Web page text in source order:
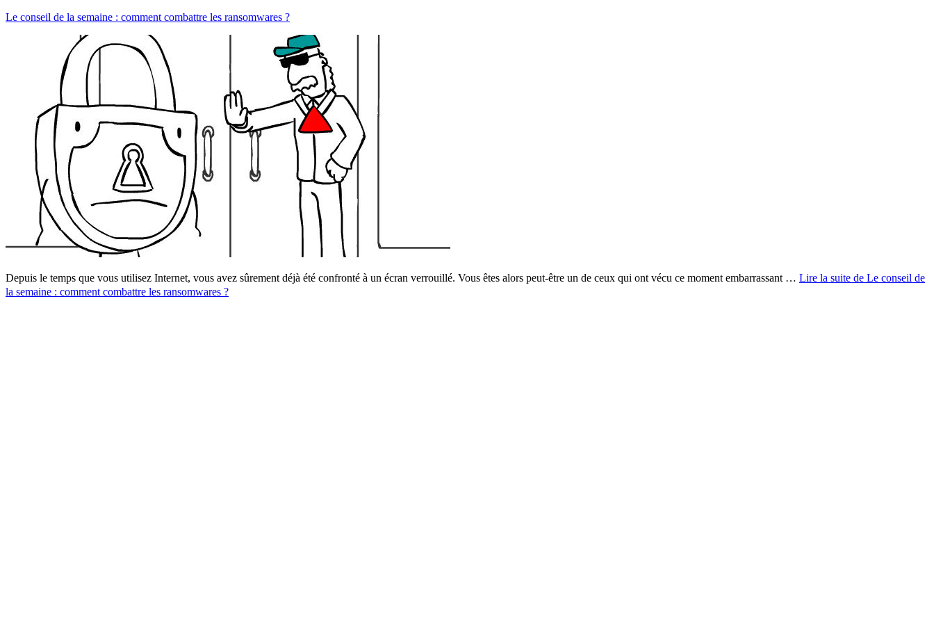
Le conseil de la semaine : comment combattre les ransomwares ?
Depuis le temps que vous utilisez Internet, vous avez sûrement déjà été confronté à un écran verrouillé. Vous êtes alors peut-être un de ceux qui ont vécu ce moment embarrassant … Lire la suite de Le conseil de
la semaine : comment combattre les ransomwares ?